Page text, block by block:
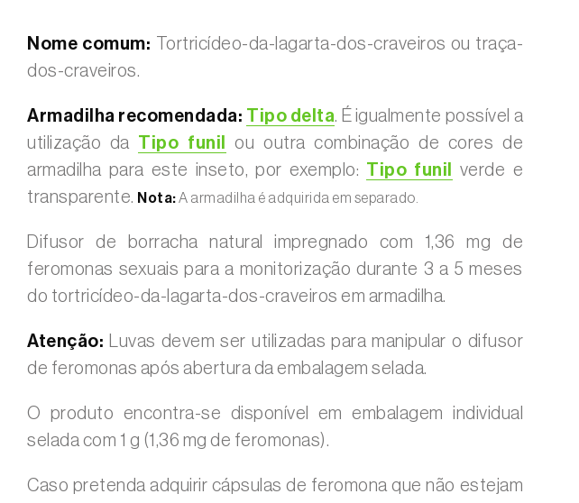
Nome comum: Tortricídeo-da-lagarta-dos-craveiros ou traça-
dos-craveiros.
Armadilha recomendada: Tipo delta. É igualmente possível a
utilização da Tipo funil
ou outra combinação de cores de
armadilha para este inseto, por exemplo: Tipo funil
verde e
transparente. Nota:A armadilha é adquirida em separado.
Difusor de borracha natural impregnado com 1,36 mg de
feromonas sexuais para a monitorização durante 3 a 5 meses
do tortricídeo-da-lagarta-dos-craveiros em armadilha.
Atenção: Luvas devem ser utilizadas para manipular o difusor
de feromonas após abertura da embalagem selada.
O produto encontra-se disponível em embalagem individual
selada com 1 g (1,36 mg de feromonas).
Caso pretenda adquirir cápsulas de feromona que não estejam